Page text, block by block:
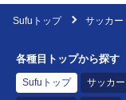
Sufuトップ サッカー
各種目トップから探す
Sufuトップ サッカー